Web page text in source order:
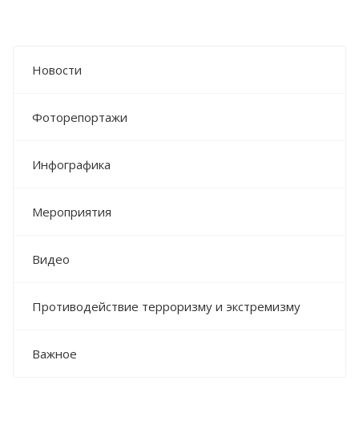
Новости
Фоторепортажи
Инфографика
Мероприятия
Видео
Противодействие терроризму и экстремизму
Важное